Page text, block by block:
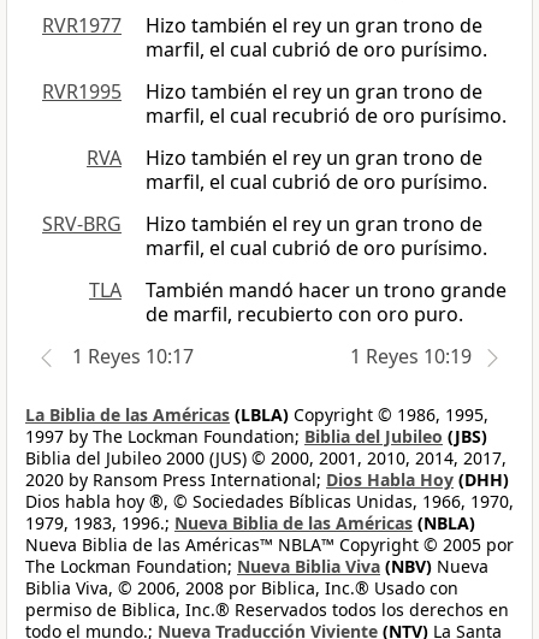
RVR1977
Hizo también el rey un gran trono de
marfil, el cual cubrió de oro purísimo.
RVR1995
Hizo también el rey un gran trono de
marfil, el cual recubrió de oro purísimo.
RVA
Hizo también el rey un gran trono de
marfil, el cual cubrió de oro purísimo.
SRV-BRG
Hizo también el rey un gran trono de
marfil, el cual cubrió de oro purísimo.
TLA
También mandó hacer un trono grande
de marfil, recubierto con oro puro.
1 Reyes 10:17
1 Reyes 10:19
La Biblia de las Américas (LBLA) Copyright © 1986, 1995,
1997 by The Lockman Foundation; Biblia del Jubileo (JBS)
Biblia del Jubileo 2000 (JUS) © 2000, 2001, 2010, 2014, 2017,
2020 by Ransom Press International; Dios Habla Hoy (DHH)
Dios habla hoy ®, © Sociedades Bíblicas Unidas, 1966, 1970,
1979, 1983, 1996.; Nueva Biblia de las Américas (NBLA)
Nueva Biblia de las Américas™ NBLA™ Copyright © 2005 por
The Lockman Foundation; Nueva Biblia Viva (NBV) Nueva
Biblia Viva, © 2006, 2008 por Biblica, Inc.® Usado con
permiso de Biblica, Inc.® Reservados todos los derechos en
todo el mundo.; Nueva Traducción Viviente (NTV) La Santa